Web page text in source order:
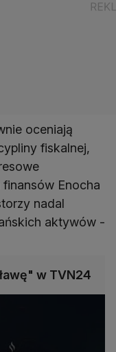
oceniają
fiskalnej,
Enocha
nadal
aktywów -
w TVN24